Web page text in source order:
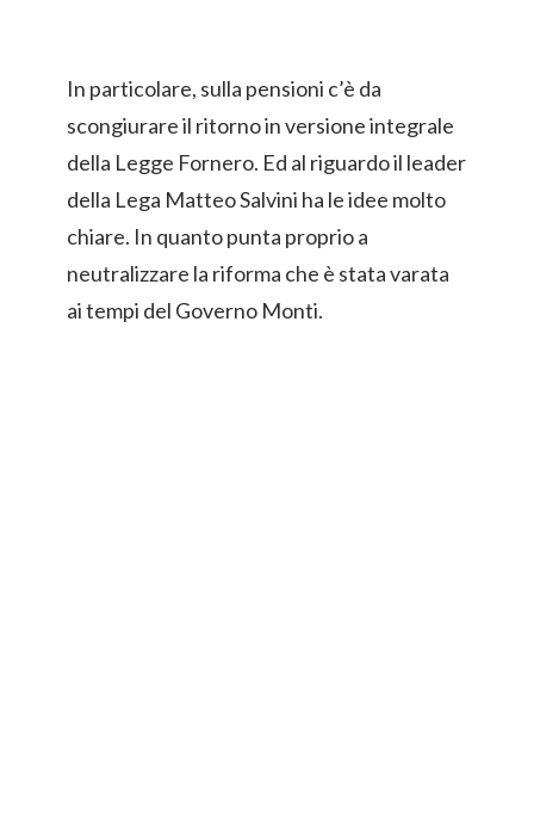
In particolare, sulla pensioni c’è da
scongiurare il ritorno in versione integrale
della Legge Fornero. Ed al riguardo il leader
della Lega Matteo Salvini ha le idee molto
chiare. In quanto punta proprio a
neutralizzare la riforma che è stata varata
ai tempi del Governo Monti.